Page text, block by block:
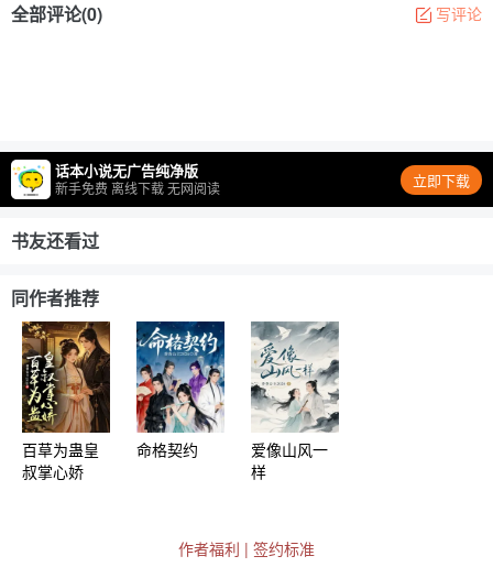
全部评论(0) 写评论
话本小说无广告纯净版
新手免费 离线下载 无网阅读 立即下载
书友还看过
同作者推荐
百草为蛊皇
叔掌心娇
命格契约
爱像山风一
样
作者福利 | 签约标准